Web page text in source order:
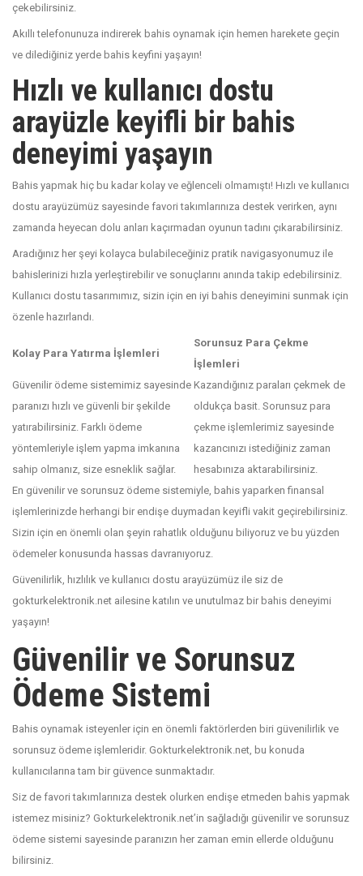
çekebilirsiniz.
Akıllı telefonunuza indirerek bahis oynamak için hemen harekete geçin
ve dilediğiniz yerde bahis keyfini yaşayın!
Hızlı ve kullanıcı dostu
arayüzle keyifli bir bahis
deneyimi yaşayın
Bahis yapmak hiç bu kadar kolay ve eğlenceli olmamıştı! Hızlı ve kullanıcı
dostu arayüzümüz sayesinde favori takımlarınıza destek verirken, aynı
zamanda heyecan dolu anları kaçırmadan oyunun tadını çıkarabilirsiniz.
Aradığınız her şeyi kolayca bulabileceğiniz pratik navigasyonumuz ile
bahislerinizi hızla yerleştirebilir ve sonuçlarını anında takip edebilirsiniz.
Kullanıcı dostu tasarımımız, sizin için en iyi bahis deneyimini sunmak için
özenle hazırlandı.
Kolay Para Yatırma İşlemleri
Sorunsuz Para Çekme
İşlemleri
Güvenilir ödeme sistemimiz sayesinde
paranızı hızlı ve güvenli bir şekilde
yatırabilirsiniz. Farklı ödeme
yöntemleriyle işlem yapma imkanına
sahip olmanız, size esneklik sağlar.
Kazandığınız paraları çekmek de
oldukça basit. Sorunsuz para
çekme işlemlerimiz sayesinde
kazancınızı istediğiniz zaman
hesabınıza aktarabilirsiniz.
En güvenilir ve sorunsuz ödeme sistemiyle, bahis yaparken finansal
işlemlerinizde herhangi bir endişe duymadan keyifli vakit geçirebilirsiniz.
Sizin için en önemli olan şeyin rahatlık olduğunu biliyoruz ve bu yüzden
ödemeler konusunda hassas davranıyoruz.
Güvenilirlik, hızlılık ve kullanıcı dostu arayüzümüz ile siz de
gokturkelektronik.net ailesine katılın ve unutulmaz bir bahis deneyimi
yaşayın!
Güvenilir ve Sorunsuz
Ödeme Sistemi
Bahis oynamak isteyenler için en önemli faktörlerden biri güvenilirlik ve
sorunsuz ödeme işlemleridir. Gokturkelektronik.net, bu konuda
kullanıcılarına tam bir güvence sunmaktadır.
Siz de favori takımlarınıza destek olurken endişe etmeden bahis yapmak
istemez misiniz? Gokturkelektronik.net’in sağladığı güvenilir ve sorunsuz
ödeme sistemi sayesinde paranızın her zaman emin ellerde olduğunu
bilirsiniz.